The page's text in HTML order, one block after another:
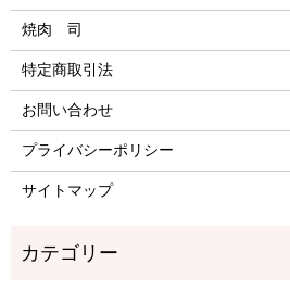
焼肉 司
特定商取引法
お問い合わせ
プライバシーポリシー
サイトマップ